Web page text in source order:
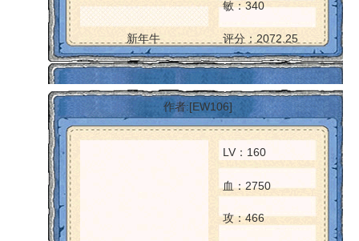
敏：340
新年牛 评分：2072.25
作者:[EW106]
LV：160
血：2750
攻：466